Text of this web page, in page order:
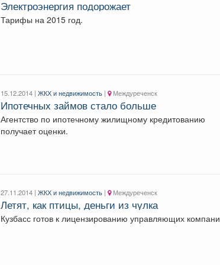
Электроэнергия подорожает
Тарифы на 2015 год.
15.12.2014 |ЖКХ и недвижимость | Междуреченск
Ипотечных займов стало больше
Агентство по ипотечному жилищному кредитованию
получает оценки.
27.11.2014 |ЖКХ и недвижимость | Междуреченск
Летят, как птицы, деньги из чулка
Кузбасс готов к лицензированию управляющих